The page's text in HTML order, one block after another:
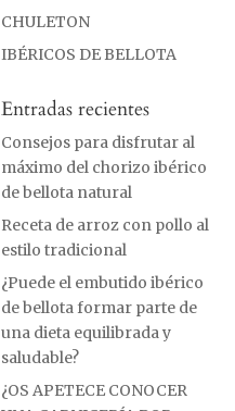
CHULETON
IBÉRICOS DE BELLOTA
Entradas recientes
Consejos para disfrutar al
máximo del chorizo ibérico
de bellota natural
Receta de arroz con pollo al
estilo tradicional
¿Puede el embutido ibérico
de bellota formar parte de
una dieta equilibrada y
saludable?
¿OS APETECE CONOCER